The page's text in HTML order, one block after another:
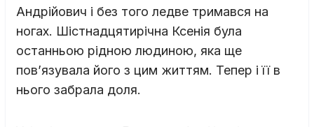
Андрійович і без того ледве тримався на
ногах. Шістнадцятирічна Ксенія була
останньою рідною людиною, яка ще
пов’язувала його з цим життям. Тепер і її в
нього забрала доля.